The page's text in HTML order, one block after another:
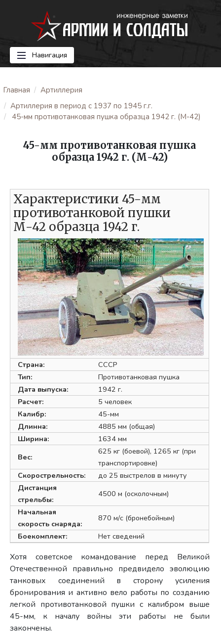
Навигация
Главная
Артиллерия
Артиллерия в период с 1937 по 1945 г.г.
45-мм противотанковая пушка образца 1942 г. (М-42)
45-мм противотанковая пушка
образца 1942 г. (М-42)
Характеристики 45-мм
противотанковой пушки
М-42 образца 1942 г.
Страна:
СССР
Тип:
Противотанковая пушка
Дата выпуска:
1942 г.
Расчет:
5 человек
Калибр:
45-мм
Длинна:
4885 мм (общая)
Ширина:
1634 мм
Вес:
625 кг (боевой), 1265 кг (при
транспортировке)
Скорострельность:
до 25 выстрелов в минуту
Дистанция
стрельбы:
4500 м (осколочным)
Начальная
скорость снаряда:
870 м/с (бронебойным)
Боекомплект:
Нет сведений
Хотя советское командование перед Великой
Отечественной правильно предвидело эволюцию
танковых соединений в сторону усиления
бронирования и активно вело работы по созданию
легкой противотанковой пушки с калибром выше
45-мм, к началу войны эти работы не были
закончены.